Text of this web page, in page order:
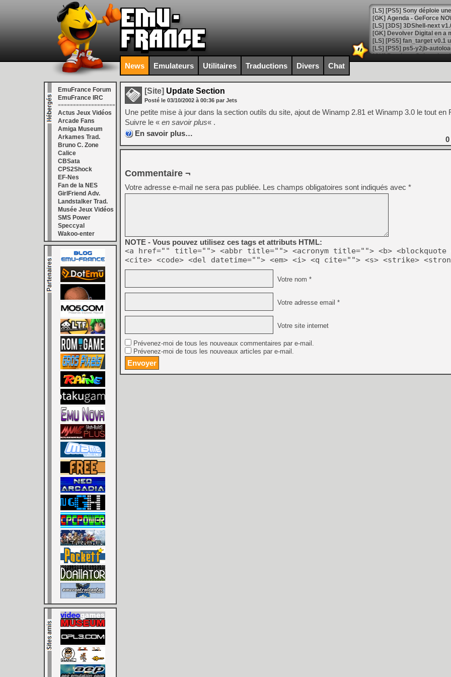
[GK] Agenda - GeForce
[GK] Devolver Digital en a
[LS] [PS5] ps5-y2jb-
[GK] Pourquoi Marvel
[GK] Test : Restory : Chill
[GK] GTA 6 : Rockstar
[GK] Hot Wheels Infinite
[GK] Mémoire cash -
[GK] Résultats Nintendo :
[GK] Déjà des
[Mo5] Brickboy cherche à
[GK] Minecraft et ses «
[GK] Beast of
[GK] Ubisoft : fin de partie
[GK] Mémoire cash -
[GK] Dan Houser (GTA)
[GK] Comment EA Sports
[GK] Crimson Moon : un
[GK] Isle of Reveries : le
[GK] Moonlighter 2 : The
[GK] Capcom relance
[Mo5] Deux inédits du
[GK] Le beat'em up The
[GK] Endless Legend 2 :
[LS] [PS5] Le WebKit
[GK] Oubliez Crazy Taxi,
[LS] [Switch] NSZ 5.0.0
[GK] No More Room in
News Emulateurs Utilitaires Traductions Divers Chat
EmuFrance Forum
EmuFrance IRC
===================
Actus Jeux Vidéos
Arcade Fans
Amiga Museum
Arkames Trad.
Bruno C. Zone
Calice
CBSata
CPS2Shock
EF-Nes
Fan de la NES
GirlFriend Adv.
Landstalker Trad.
Musée Jeux Vidéos
SMS Power
Speccyal
Wakoo-enter
[Site] Update Section
Posté le 03/10/2002 à 00:36 par Jets
Une petite mise à jour dans la section outils du site, ajout de Winamp 2.81 et Winamp 3.0 le tout en
Suivre le « en savoir plus« .
En savoir plus…
0
Commentaire ¬
Votre adresse e-mail ne sera pas publiée. Les champs obligatoires sont indiqués avec *
NOTE - Vous pouvez utilisez ces tags et attributs HTML:
<a href="" title=""> <abbr title=""> <acronym title=""> <b> <blockquote
<cite> <code> <del datetime=""> <em> <i> <q cite=""> <s> <strike>
Votre nom *
Votre adresse email *
Votre site internet
Prévenez-moi de tous les nouveaux commentaires par e-mail.
Prévenez-moi de tous les nouveaux articles par e-mail.